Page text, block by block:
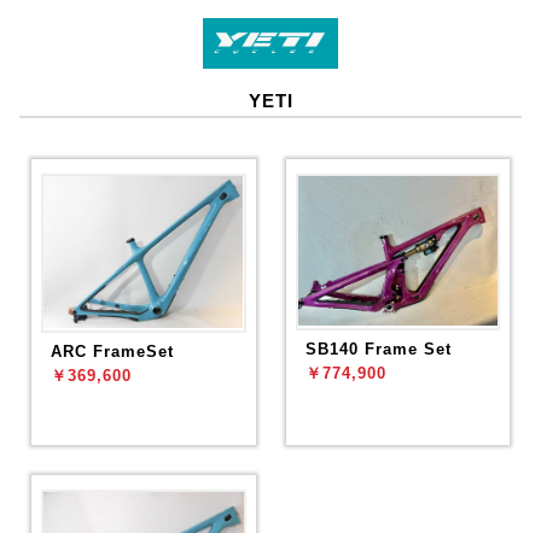
YETI
ARC FrameSet
￥369,600
SB140 Frame Set
￥774,900